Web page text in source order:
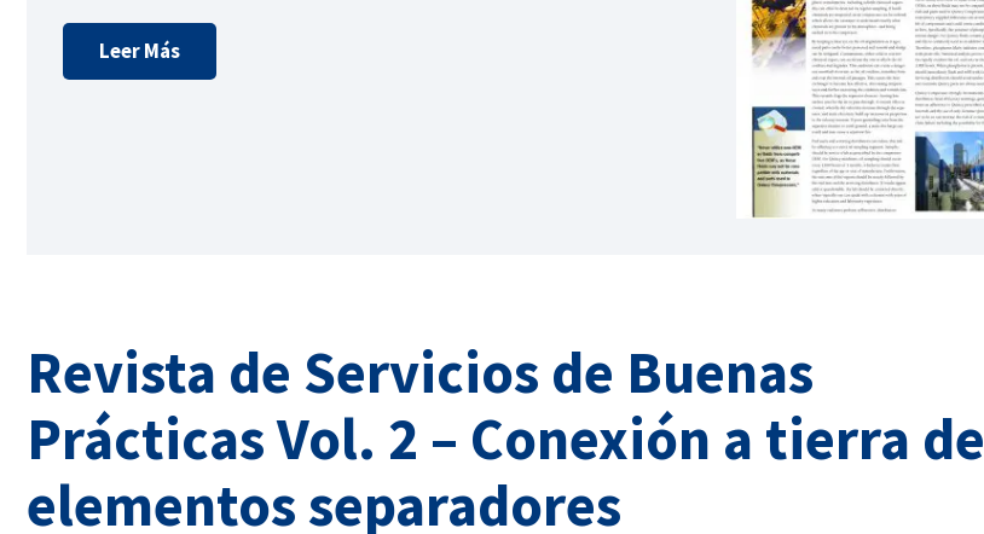
Leer Más
Revista de Servicios de Buenas
Prácticas Vol. 2 – Conexión a tierra de
elementos separadores